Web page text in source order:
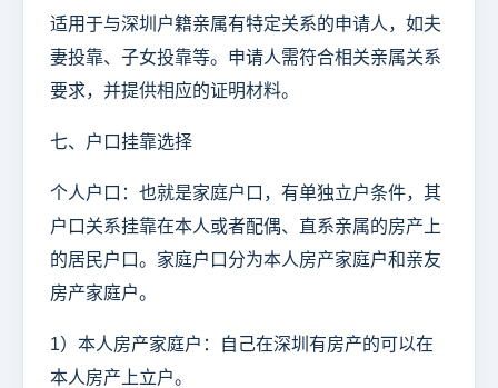
适用于与深圳户籍亲属有特定关系的申请人，如夫
妻投靠、子女投靠等。申请人需符合相关亲属关系
要求，并提供相应的证明材料。
七、户口挂靠选择
个人户口：也就是家庭户口，有单独立户条件，其
户口关系挂靠在本人或者配偶、直系亲属的房产上
的居民户口。家庭户口分为本人房产家庭户和亲友
房产家庭户。
1）本人房产家庭户：自己在深圳有房产的可以在
本人房产上立户。